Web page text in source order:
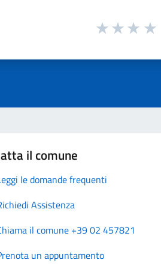
il comune
le domande frequenti
Assistenza
il comune +39 02 457821
un appuntamento